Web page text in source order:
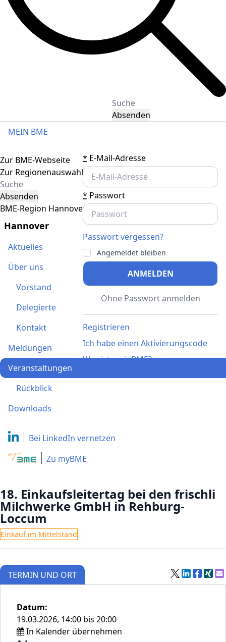
Absenden
MEIN BME
* E-Mail-Adresse
* Passwort
Passwort vergessen?
Angemeldet bleiben
ANMELDEN
Ohne Passwort anmelden
Registrieren
Ich habe einen Aktivierungscode
Was ist meinBME?
Toggle navigation
Zur BME-Webseite
Zur Regionenauswahl
Absenden
BME-Region Hannover
Hannover
Aktuelles
Über uns
Vorstand
Delegierte
Kontakt
Meldungen
Veranstaltungen
Rückblick
Downloads
Bei LinkedIn vernetzen
Zu myBME
18. Einkaufsleitertag bei den frischli
Milchwerke GmbH in Rehburg-
Loccum
Einkauf im Mittelstand
TERMIN UND ORT
Datum:
19.03.2026, 14:00 bis 20:00
In Kalender übernehmen